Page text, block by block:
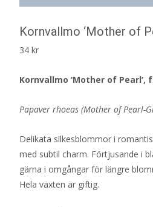
Kornvallmo ‘Mother of
34 kr
Kornvallmo ‘Mother of Pearl’,
Papaver rhoeas (Mother of Pearl-
Delikata silkesblommor i
med subtil charm. Förtjusande i
gärna i omgångar för längre
Hela växten är giftig.